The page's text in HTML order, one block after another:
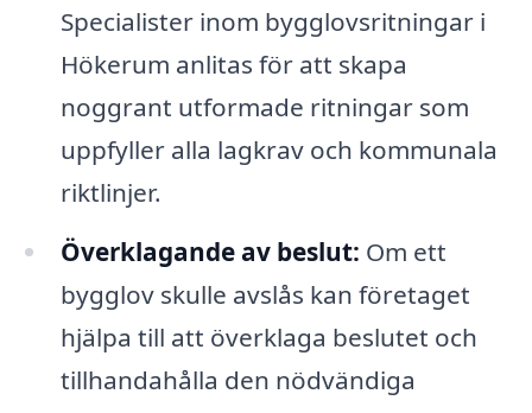
Specialister inom bygglovsritningar i
Hökerum anlitas för att skapa
noggrant utformade ritningar som
uppfyller alla lagkrav och kommunala
riktlinjer.
Överklagande av beslut: Om ett
bygglov skulle avslås kan företaget
hjälpa till att överklaga beslutet och
tillhandahålla den nödvändiga